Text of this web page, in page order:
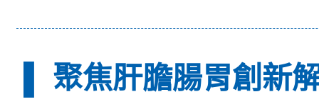
▌ 聚焦肝膽腸胃創新